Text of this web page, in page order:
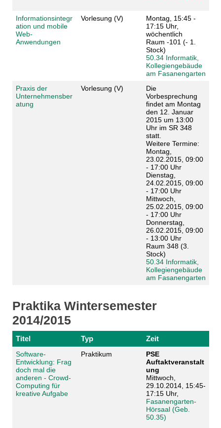
Informationsintegr
ation und mobile
Web-
Anwendungen
Vorlesung (V)
Montag, 15:45 -
17:15 Uhr,
wöchentlich
Raum -101 (- 1.
Stock)
50.34 Informatik,
Kollegiengebäude
am Fasanengarten
Praxis der
Unternehmensber
atung
Vorlesung (V)
Die
Vorbesprechung
findet am Montag
den 12. Januar
2015 um 13:00
Uhr im SR 348
statt.
Weitere Termine:
Montag,
23.02.2015, 09:00
- 17:00 Uhr
Dienstag,
24.02.2015, 09:00
- 17:00 Uhr
Mittwoch,
25.02.2015, 09:00
- 17:00 Uhr
Donnerstag,
26.02.2015, 09:00
- 13:00 Uhr
Raum 348 (3.
Stock)
50.34 Informatik,
Kollegiengebäude
am Fasanengarten
Praktika Wintersemester
2014/2015
Titel Typ Zeit
Software-
Entwicklung: Frag
doch mal die
anderen - Crowd-
Computing für
kreative Aufgabe
Praktikum
PSE
Auftaktveranstalt
ung
Mittwoch,
29.10.2014, 15:45-
17:15 Uhr,
Fasanengarten-
Hörsaal (Geb.
50.35)